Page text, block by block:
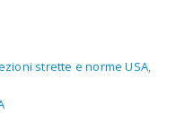
strette e norme USA